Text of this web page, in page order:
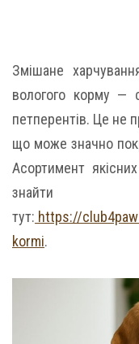
Змішане
вологого корму —
петперентів. Це не
що може значно
Асортимент
знайти
тут: https://
kormi.